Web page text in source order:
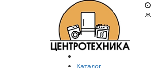
Каталог